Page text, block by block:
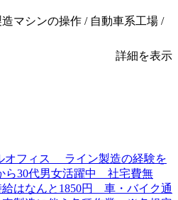
マシンの操作 / 自動車系工場 /
詳細を表示